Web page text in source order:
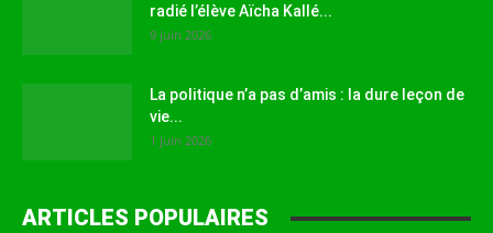
radié l’élève Aïcha Kallé...
9 juin 2026
La politique n’a pas d’amis : la dure leçon de
vie...
1 juin 2026
ARTICLES POPULAIRES